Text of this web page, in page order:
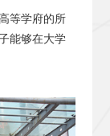
等学府的所
能够在大学